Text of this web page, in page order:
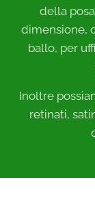
della
dimensione,
ballo, per
Inoltre
retinati,